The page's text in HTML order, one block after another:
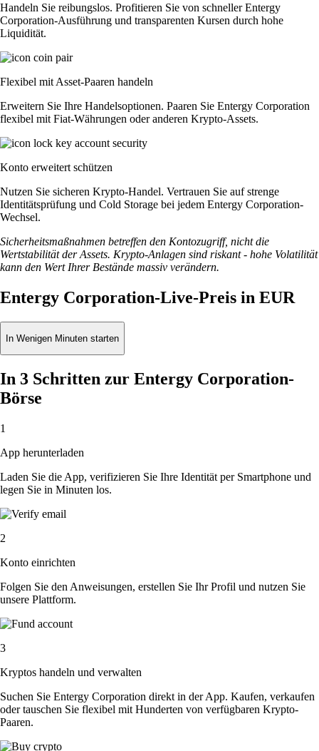
Handeln Sie reibungslos. Profitieren Sie von schneller Entergy
Corporation-Ausführung und transparenten Kursen durch hohe
Liquidität.
Flexibel mit Asset-Paaren handeln
Erweitern Sie Ihre Handelsoptionen. Paaren Sie Entergy Corporation
flexibel mit Fiat-Währungen oder anderen Krypto-Assets.
Konto erweitert schützen
Nutzen Sie sicheren Krypto-Handel. Vertrauen Sie auf strenge
Identitätsprüfung und Cold Storage bei jedem Entergy Corporation-
Wechsel.
Sicherheitsmaßnahmen betreffen den Kontozugriff, nicht die
Wertstabilität der Assets. Krypto-Anlagen sind riskant - hohe Volatilität
kann den Wert Ihrer Bestände massiv verändern.
Entergy Corporation-Live-Preis in EUR
In Wenigen Minuten starten
In 3 Schritten zur Entergy Corporation-
Börse
1
App herunterladen
Laden Sie die App, verifizieren Sie Ihre Identität per Smartphone und
legen Sie in Minuten los.
2
Konto einrichten
Folgen Sie den Anweisungen, erstellen Sie Ihr Profil und nutzen Sie
unsere Plattform.
3
Kryptos handeln und verwalten
Suchen Sie Entergy Corporation direkt in der App. Kaufen, verkaufen
oder tauschen Sie flexibel mit Hunderten von verfügbaren Krypto-
Paaren.